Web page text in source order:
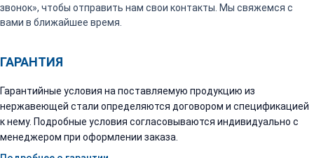
звонок», чтобы отправить нам свои контакты. Мы свяжемся с
вами в ближайшее время.
ГАРАНТИЯ
Гарантийные условия на поставляемую продукцию из
нержавеющей стали определяются договором и спецификацией
к нему. Подробные условия согласовываются индивидуально с
менеджером при оформлении заказа.